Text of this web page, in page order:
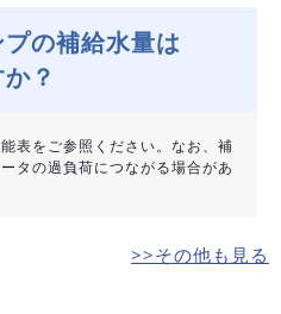
の補給水量は
？
表をご参照ください。なお、補
タの過負荷につながる場合があ
>>その他も見る